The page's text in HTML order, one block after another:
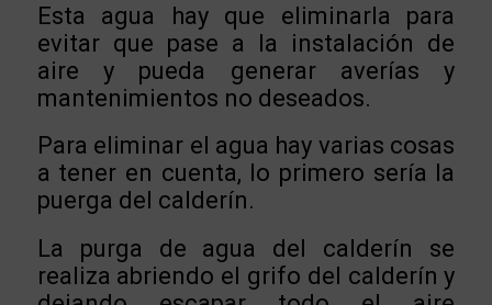
Esta agua hay que eliminarla para
evitar que pase a la instalación de
aire y pueda generar averías y
mantenimientos no deseados.
Para eliminar el agua hay varias cosas
a tener en cuenta, lo primero sería la
puerga del calderín.
La purga de agua del calderín se
realiza abriendo el grifo del calderín y